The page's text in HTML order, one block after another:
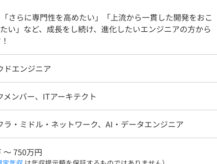
さらに専門性を高めたい」「上流から一貫した開発をおこ
い」など、成長をし続け、進化したいエンジニアの方から
ドエンジニア
メンバー、ITアーキテクト
ラ・ミドル・ネットワーク、AI・データエンジニア
〜 750万円